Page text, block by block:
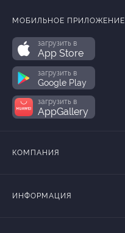
МОБИЛЬНОЕ ПРИЛОЖЕНИЕ
загрузить в
App Store
загрузить в
Google Play
загрузить в
AppGallery
КОМПАНИЯ
ИНФОРМАЦИЯ